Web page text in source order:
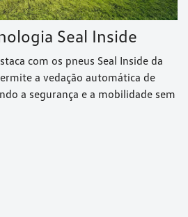
Seal Inside
com os pneus Seal Inside da
a vedação automática de
a segurança e a mobilidade sem